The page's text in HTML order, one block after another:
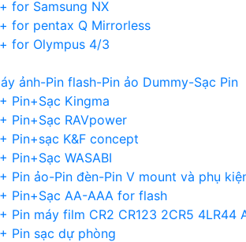
+ for Samsung NX
+ for pentax Q Mirrorless
+ for Olympus 4/3
ảnh-Pin flash-Pin ảo Dummy-Sạc Pin
+ Pin+Sạc Kingma
+ Pin+Sạc RAVpower
+ Pin+sạc K&F concept
+ Pin+Sạc WASABI
+ Pin ảo-Pin đèn-Pin V mount và phụ
+ Pin+Sạc AA-AAA for flash
+ Pin máy film CR2 CR123 2CR5 4LR44
+ Pin sạc dự phòng